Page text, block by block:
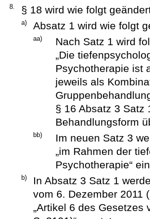
8. § 18 wird wie folgt
a) Absatz 1 wird wie folgt
aa)
Nach Satz 1 wird
„Die
Psychotherapie ist
jeweils als
§ 16 Absatz 3 Satz
Behandlungsform
bb)
Im neuen Satz 3
„im Rahmen der
Psychotherapie“
b)
In Absatz 3 Satz 1
vom 6. Dezember 2011
„Artikel 6 des Gesetzes